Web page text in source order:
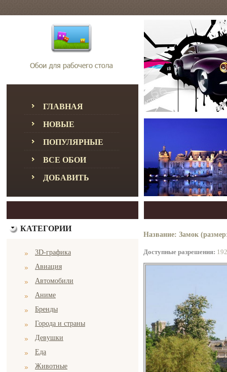
ГЛАВНАЯ
НОВЫЕ
ПОПУЛЯРНЫЕ
ВСЕ ОБОИ
ДОБАВИТЬ
КАТЕГОРИИ
3D-графика
Авиация
Автомобили
Аниме
Бренды
Города и страны
Девушки
Еда
Животные
Название: Замок
Доступные разрешения: